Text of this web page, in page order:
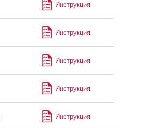
Инструкция
Инструкция
Инструкция
Инструкция
Инструкция